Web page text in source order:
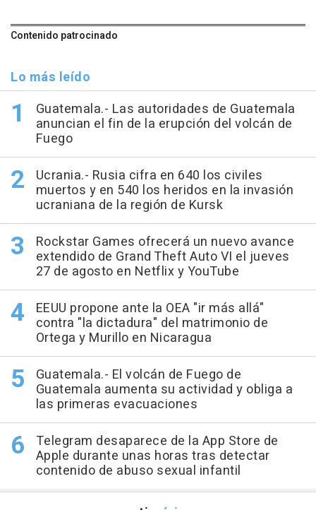
Contenido patrocinado
Lo más leído
Guatemala.- Las autoridades de Guatemala
anuncian el fin de la erupción del volcán de
Fuego
Ucrania.- Rusia cifra en 640 los civiles
muertos y en 540 los heridos en la invasión
ucraniana de la región de Kursk
Rockstar Games ofrecerá un nuevo avance
extendido de Grand Theft Auto VI el jueves
27 de agosto en Netflix y YouTube
EEUU propone ante la OEA "ir más allá"
contra "la dictadura" del matrimonio de
Ortega y Murillo en Nicaragua
Guatemala.- El volcán de Fuego de
Guatemala aumenta su actividad y obliga a
las primeras evacuaciones
Telegram desaparece de la App Store de
Apple durante unas horas tras detectar
contenido de abuso sexual infantil